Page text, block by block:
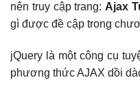
nên truy cập trang: Ajax
gì được đề cập trong
jQuery là một công cụ
phương thức AJAX dồi